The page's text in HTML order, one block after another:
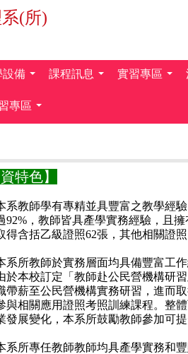
(所)
設備 課程訊息 實習專區
專區
資特色】
師學有專精並具豐富之教學經驗
92%，教師皆具產學實務經驗，且
得含括乙級證照62張，其他相關證
教師於實務層面均具備豐富工作
於本校訂定「教師赴公民營機構研
帶薪至公民營機構實務研習，進而
與相關應用證照考照訓練課程。整
發展變化，本系所鼓勵教師參加可
專任教師教師均具產學實務和豐